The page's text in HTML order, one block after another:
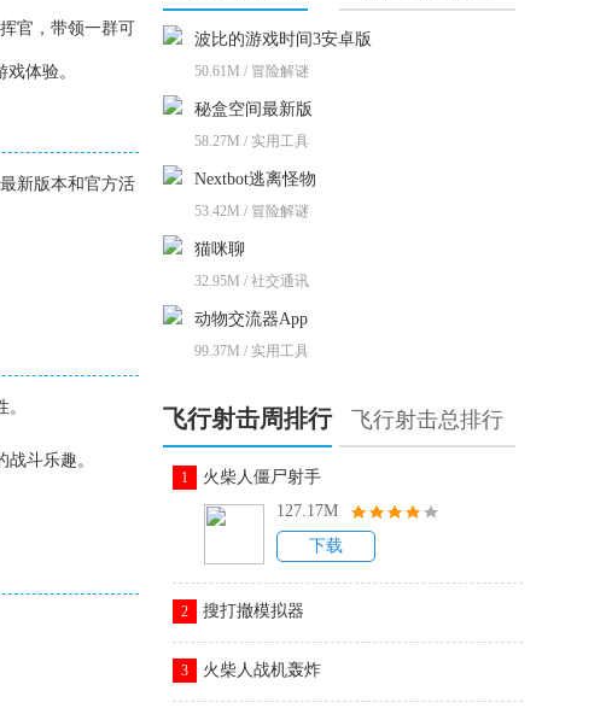
官，带领一群可
体验。
新版本和官方活
斗乐趣。
波比的游戏时间3安卓版
50.61M / 冒险解谜
秘盒空间最新版
58.27M / 实用工具
Nextbot逃离怪物
53.42M / 冒险解谜
猫咪聊
32.95M / 社交通讯
动物交流器App
99.37M / 实用工具
飞行射击周排行 飞行射击总排行
1
火柴人僵尸射手
127.17M
下载
2 搜打撤模拟器
3 火柴人战机轰炸